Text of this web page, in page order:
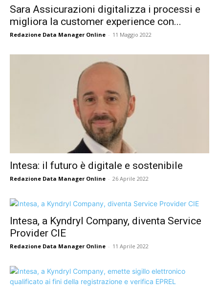
Sara Assicurazioni digitalizza i processi e
migliora la customer experience con...
Redazione Data Manager Online - 11 Maggio 2022
Intesa: il futuro è digitale e sostenibile
Redazione Data Manager Online - 26 Aprile 2022
Intesa, a Kyndryl Company, diventa Service
Provider CIE
Redazione Data Manager Online - 11 Aprile 2022